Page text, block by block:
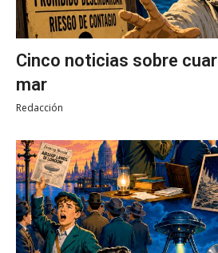
Cinco noticias sobre
mar
Redacción